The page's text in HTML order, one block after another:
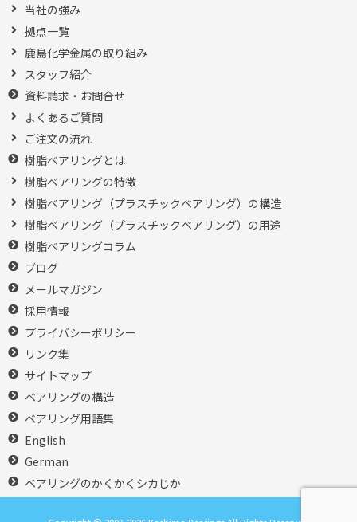
当社の強み
拠点一覧
鹿島化学金属の取り組み
スタッフ紹介
資料請求・お問合せ
よくあるご質問
ご注文の流れ
樹脂ベアリングとは
樹脂ベアリングの特徴
樹脂ベアリング（プラスチックベアリング）の構造
樹脂ベアリング（プラスチックベアリング）の用途
樹脂ベアリングコラム
ブログ
メールマガジン
採用情報
プライバシーポリシー
リンク集
サイトマップ
ベアリングの構造
ベアリング用語集
English
German
ベアリングのかくかくシカじか